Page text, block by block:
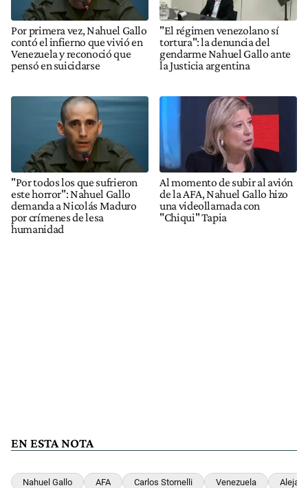
Por primera vez, Nahuel Gallo
contó el infierno que vivió en
Venezuela y reconoció que
pensó en suicidarse
"El régimen venezolano sí
tortura": la denuncia del
gendarme Nahuel Gallo ante
la Justicia argentina
"Por todos los que sufrieron
este horror": Nahuel Gallo
demanda a Nicolás Maduro
por crímenes de lesa
humanidad
Al momento de subir al avión
de la AFA, Nahuel Gallo hizo
una videollamada con
"Chiqui" Tapia
EN ESTA NOTA
Nahuel Gallo AFA Carlos Stornelli Venezuela